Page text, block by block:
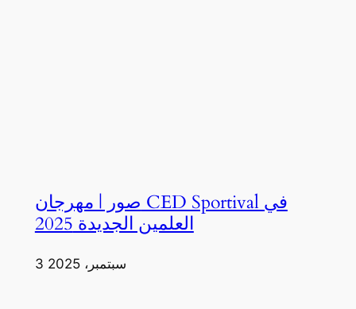
صور | مهرجان CED Sportival في
العلمين الجديدة 2025
3 سبتمبر، 2025